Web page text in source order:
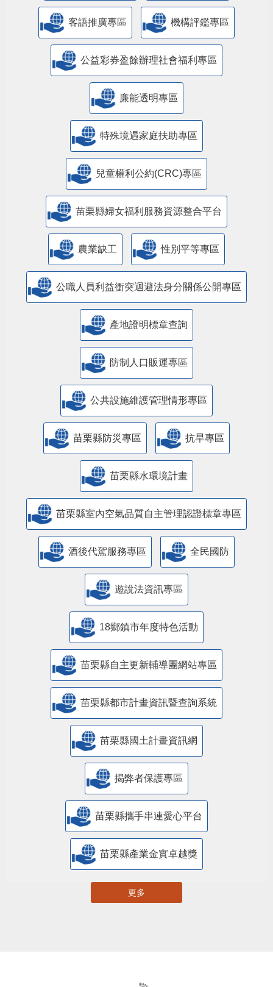
客語推廣專區 機構評鑑專區
公益彩券盈餘辦理社會福利專區
廉能透明專區
特殊境遇家庭扶助專區
兒童權利公約(CRC)專區
苗栗縣婦女福利服務資源整合平台
農業缺工 性別平等專區
公職人員利益衝突迴避法身分關係公開專區
產地證明標章查詢
防制人口販運專區
​公共設施維護管理情形專區
苗栗縣防災專區 抗旱專區
苗栗縣水環境計畫
苗栗縣室內空氣品質自主管理認證標章專區
酒後代駕服務專區 全民國防
遊說法資訊專區
18鄉鎮市年度特色活動
苗栗縣自主更新輔導團網站專區
苗栗縣都市計畫資訊暨查詢系統
苗栗縣國土計畫資訊網
揭弊者保護專區
苗栗縣攜手串連愛心平台
苗栗縣產業金實卓越獎
更多